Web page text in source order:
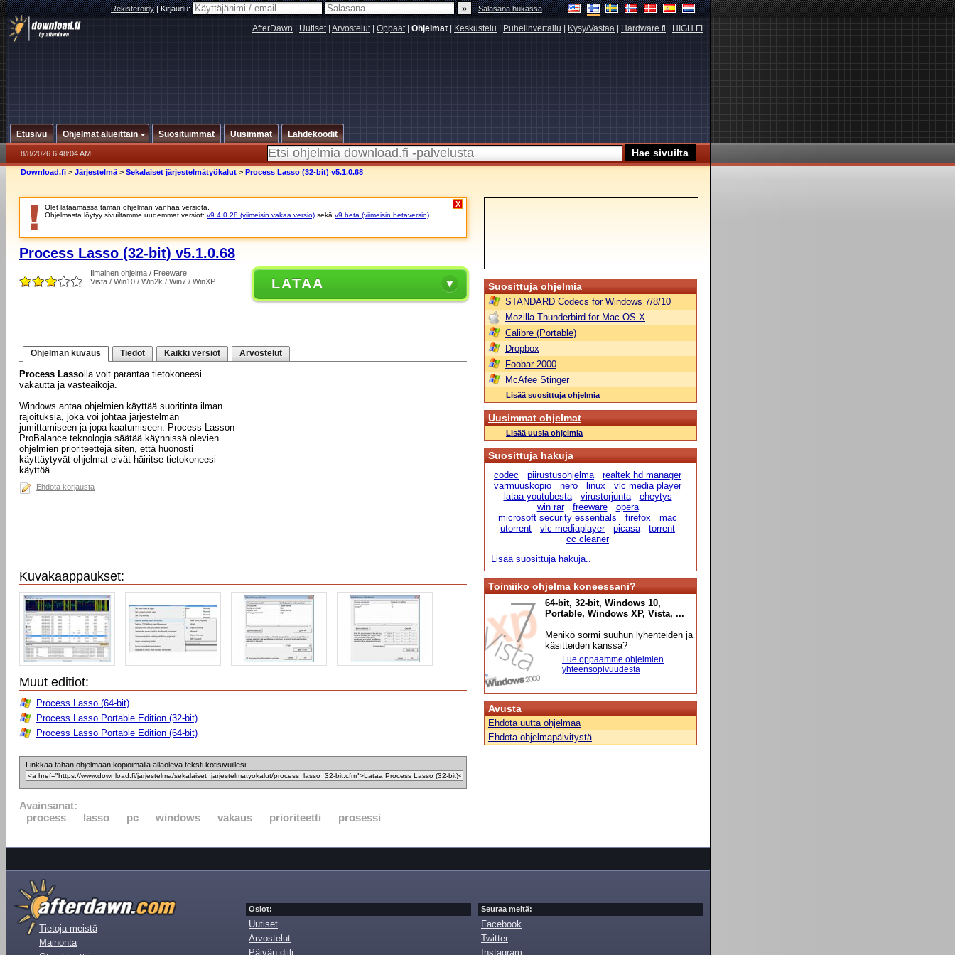
Rekisteröidy|Kirjaudu: |Salasana hukassa
AfterDawn Uutiset| Arvostelut| Oppaat| Ohjelmat Keskustelu Puhelinvertailu Kysy/Vastaa Hardware.fi HIGH.FI
Etusivu Ohjelmat alueittain Suosituimmat Uusimmat Lähdekoodit
8/8/2026 6:48:04 AM
Download.fi > Järjestelmä > Sekalaiset järjestelmätyökalut > Process Lasso (32-bit) v5.1.0.68
Olet lataamassa tämän ohjelman vanhaa versiota.
Ohjelmasta löytyy sivuiltamme uudemmat versiot: v9.4.0.28 (viimeisin vakaa versio) sekä v9 beta (viimeisin betaversio)
X
Process Lasso (32-bit) v5.1.0.68
Ilmainen ohjelma / Freeware
Vista / Win10 / Win2k / Win7 / WinXP
LATAA
Ohjelman kuvaus Tiedot Kaikki versiot Arvostelut
Process Lasso lla voit parantaa tietokoneesi
vakautta ja vasteaikoja.
Windows antaa ohjelmien käyttää suoritinta ilman
rajoituksia, joka voi johtaa järjestelmän
jumittamiseen ja jopa kaatumiseen. Process Lasson
ProBalance teknologia säätää käynnissä olevien
ohjelmien prioriteettejä siten, että huonosti
käyttäytyvät ohjelmat eivät häiritse tietokoneesi
käyttöä.
Ehdota korjausta
Kuvakaappaukset:
Muut editiot:
Process Lasso (64-bit)
Process Lasso Portable Edition (32-bit)
Process Lasso Portable Edition (64-bit)
Linkkaa tähän ohjelmaan kopioimalla allaoleva teksti kotisivuillesi:
Avainsanat:
process
lasso pc windows vakaus prioriteetti prosessi
Suosittuja ohjelmia
STANDARD Codecs for Windows 7/8/10
Mozilla Thunderbird for Mac OS X
Calibre (Portable)
Dropbox
Foobar 2000
McAfee Stinger
Lisää suosittuja ohjelmia
Uusimmat ohjelmat
Lisää uusia ohjelmia
Suosittuja hakuja
codec piirustusohjelma
realtek hd manager
varmuuskopio
nero linux
vlc media player
lataa youtubesta
virustorjunta
eheytys
win rar
freeware
opera
microsoft security essentials
firefox
mac
utorrent
vlc mediaplayer picasa
torrent
cc cleaner
Lisää suosittuja hakuja..
Toimiiko ohjelma koneessani?
64-bit, 32-bit, Windows 10,
Portable, Windows XP, Vista, ...
Menikö sormi suuhun lyhenteiden ja
käsitteiden kanssa?
Lue oppaamme ohjelmien
yhteensopivuudesta
Avusta
Ehdota uutta ohjelmaa
Ehdota ohjelmapäivitystä
Tietoja meistä
Mainonta
Osiot:
Uutiset
Arvostelut
Päivän diili
Seuraa meitä:
Facebook
Twitter
Instagram